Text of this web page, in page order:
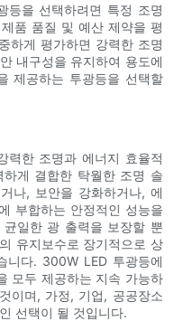
등을 선택하려면 특정 조명
품 품질 및 예산 제약을 평
하게 평가하면 강력한 조명
내구성을 유지하여 용도에
제공하는 투광등을 선택할
력한 조명과 에너지 효율적
게 결합한 탁월한 조명 솔
나, 보안을 강화하거나, 에
부합하는 안정적인 성능을
일한 광 출력을 보장할 뿐
유지보수로 장기적으로 상
니다. 300W LED 투광등에
모두 제공하는 지속 가능하
이며, 가정, 기업, 공공장소
선택이 될 것입니다.